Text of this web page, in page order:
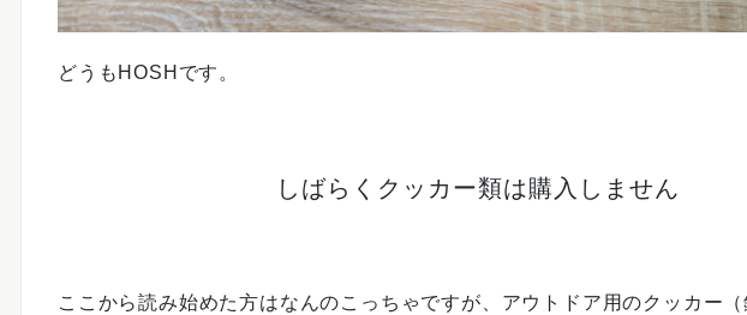
どうもHOSHです。
しばらくクッカー類は購入しません
ここから読み始めた方はなんのこっちゃですが、 アウトドア用のクッカー